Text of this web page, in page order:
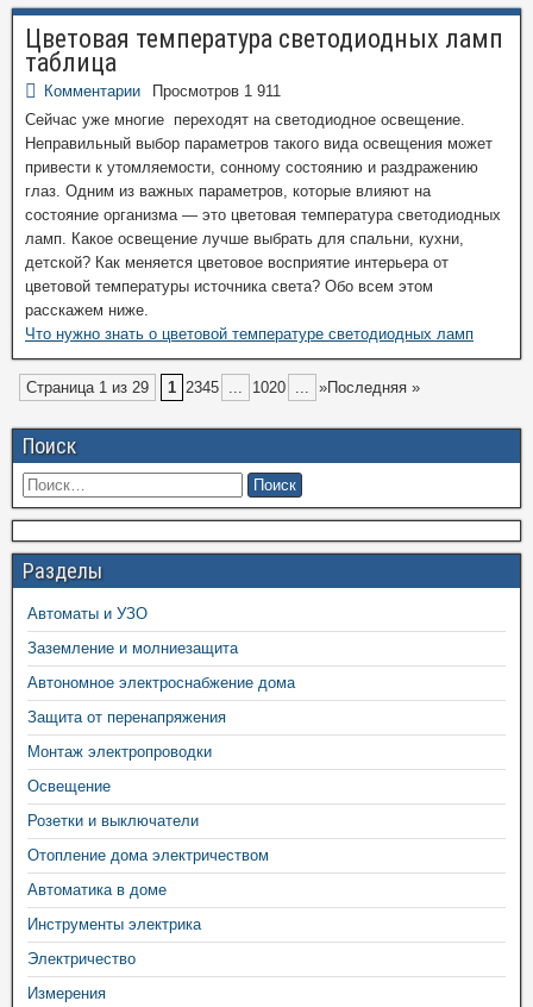
Цветовая температура светодиодных ламп
таблица
Комментарии
Просмотров 1 911
Сейчас уже многие переходят на светодиодное освещение.
Неправильный выбор параметров такого вида освещения может
привести к утомляемости, сонному состоянию и раздражению
глаз. Одним из важных параметров, которые влияют на
состояние организма — это цветовая температура светодиодных
ламп. Какое освещение лучше выбрать для спальни, кухни,
детской? Как меняется цветовое восприятие интерьера от
цветовой температуры источника света? Обо всем этом
расскажем ниже.
Что нужно знать о цветовой температуре светодиодных ламп
Страница 1 из 29 1 2345 ... 1020 ... »Последняя »
Поиск
Найти:
Разделы
Автоматы и УЗО
Заземление и молниезащита
Автономное электроснабжение дома
Защита от перенапряжения
Монтаж электропроводки
Освещение
Розетки и выключатели
Отопление дома электричеством
Автоматика в доме
Инструменты электрика
Электричество
Измерения